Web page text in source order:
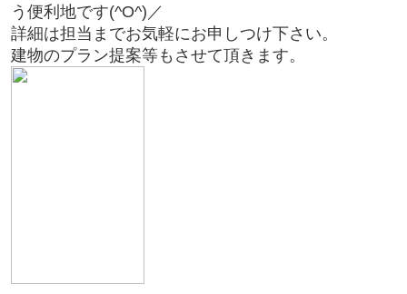
う便利地です(^O^)／
詳細は担当までお気軽にお申しつけ下さい。
建物のプラン提案等もさせて頂きます。